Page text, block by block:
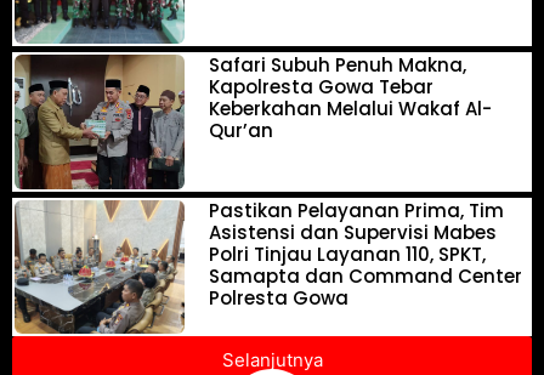
Safari Subuh Penuh Makna,
Kapolresta Gowa Tebar
Keberkahan Melalui Wakaf Al-
Qur’an
Pastikan Pelayanan Prima, Tim
Asistensi dan Supervisi Mabes
Polri Tinjau Layanan 110, SPKT,
Samapta dan Command Center
Polresta Gowa
Selanjutnya